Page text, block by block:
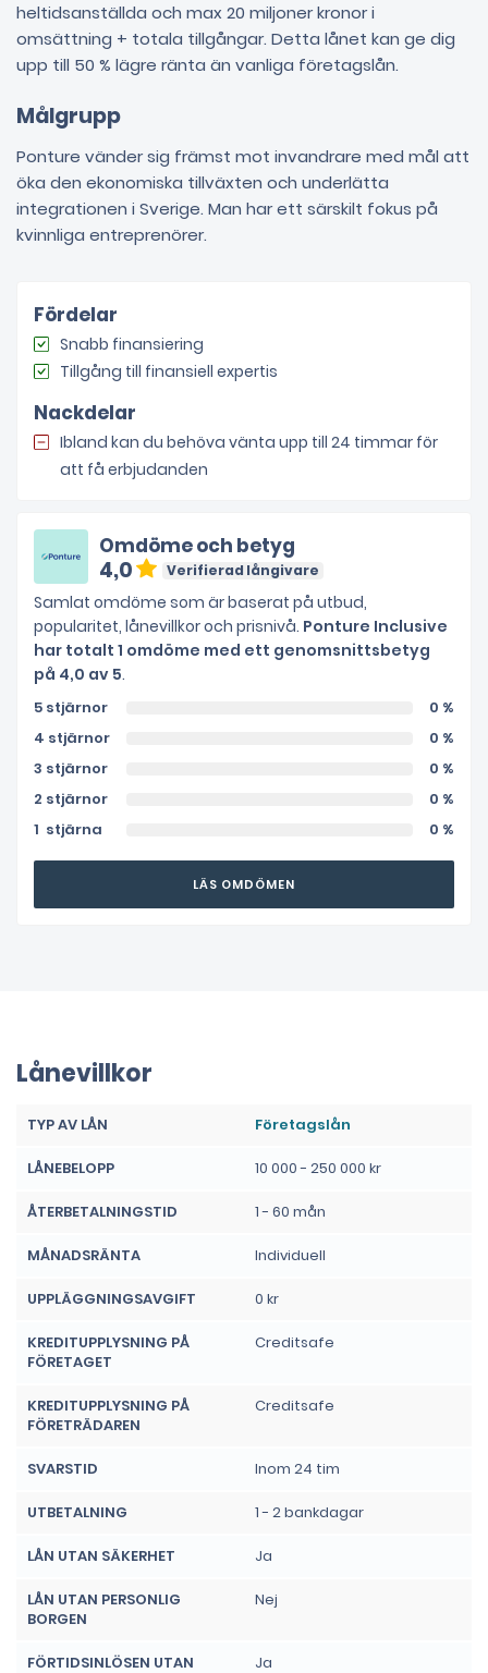
heltidsanställda och max 20 miljoner kronor i
omsättning + totala tillgångar. Detta lånet kan ge dig
upp till 50 % lägre ränta än vanliga företagslån.
Målgrupp
Ponture vänder sig främst mot invandrare med mål att
öka den ekonomiska tillväxten och underlätta
integrationen i Sverige. Man har ett särskilt fokus på
kvinnliga entreprenörer.
Fördelar
Snabb finansiering
Tillgång till finansiell expertis
Nackdelar
Ibland kan du behöva vänta upp till 24 timmar för
att få erbjudanden
Omdöme och betyg
4,0 Verifierad långivare
Samlat omdöme som är baserat på utbud,
popularitet, lånevillkor och prisnivå. Ponture Inclusive
har totalt 1 omdöme med ett genomsnittsbetyg
på 4,0 av 5.
5 stjärnor
0 %
4 stjärnor
0 %
3 stjärnor
0 %
2 stjärnor
0 %
1 stjärna
0 %
LÄS OMDÖMEN
Lånevillkor
TYP AV LÅN Företagslån
LÅNEBELOPP 10 000 - 250 000 kr
ÅTERBETALNINGSTID 1 - 60 mån
MÅNADSRÄNTA Individuell
UPPLÄGGNINGSAVGIFT 0 kr
KREDITUPPLYSNING PÅ
FÖRETAGET
Creditsafe
KREDITUPPLYSNING PÅ
FÖRETRÄDAREN
Creditsafe
SVARSTID Inom 24 tim
UTBETALNING 1 - 2 bankdagar
LÅN UTAN SÄKERHET Ja
LÅN UTAN PERSONLIG
BORGEN
Nej
FÖRTIDSINLÖSEN UTAN
Ja